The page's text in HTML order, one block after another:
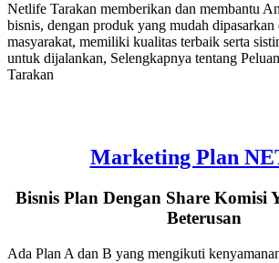
Netlife Tarakan memberikan dan membantu
bisnis, dengan produk yang mudah dipasarkan
masyarakat, memiliki kualitas terbaik serta
untuk dijalankan, Selengkapnya tentang
Tarakan
Marketing Plan
Bisnis Plan Dengan Share Komisi
Beterusan
Ada Plan A dan B yang mengikuti